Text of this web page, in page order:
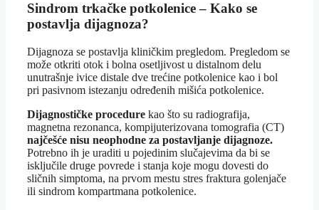
Sindrom trkačke potkolenice – Kako se
postavlja dijagnoza?
Dijagnoza se postavlja kliničkim pregledom. Pregledom se
može otkriti otok i bolna osetljivost u distalnom delu
unutrašnje ivice distale dve trećine potkolenice kao i bol
pri pasivnom istezanju određenih mišića potkolenice.
Dijagnostičke procedure kao što su radiografija,
magnetna rezonanca, kompijuterizovana tomografia (CT)
najčešće nisu neophodne za postavljanje dijagnoze.
Potrebno ih je uraditi u pojedinim slučajevima da bi se
isključile druge povrede i stanja koje mogu dovesti do
sličnih simptoma, na prvom mestu stres fraktura golenjače
ili sindrom kompartmana potkolenice.